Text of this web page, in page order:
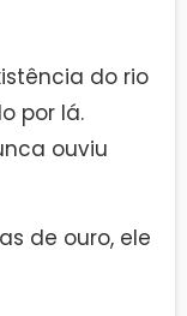
do rio
por lá.
ouviu
de ouro, ele